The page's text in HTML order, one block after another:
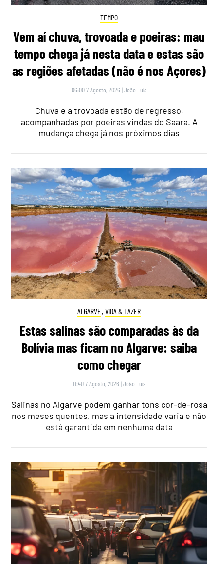
TEMPO
Vem aí chuva, trovoada e poeiras: mau
tempo chega já nesta data e estas são
as regiões afetadas (não é nos Açores)
06:00 7 Agosto, 2026 |João Luís
Chuva e a trovoada estão de regresso,
acompanhadas por poeiras vindas do Saara. A
mudança chega já nos próximos dias
ALGARVE, VIDA & LAZER
Estas salinas são comparadas às da
Bolívia mas ficam no Algarve: saiba
como chegar
11:40 7 Agosto, 2026 |João Luís
Salinas no Algarve podem ganhar tons cor-de-rosa
nos meses quentes, mas a intensidade varia e não
está garantida em nenhuma data